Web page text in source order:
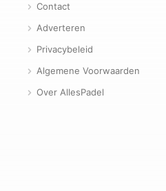
Contact
Adverteren
Privacybeleid
Algemene Voorwaarden
Over AllesPadel